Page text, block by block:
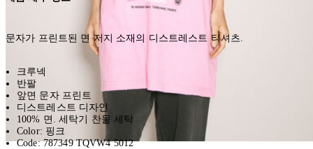
문자가 프린트된 면 저지 소재의 디스트레스트 티셔츠.
크루넥
반팔
앞면 문자 프린트
디스트레스트 디자인
100% 면. 세탁기 찬물 세탁
Color: 핑크
Code: 787349 TQVW4 5012